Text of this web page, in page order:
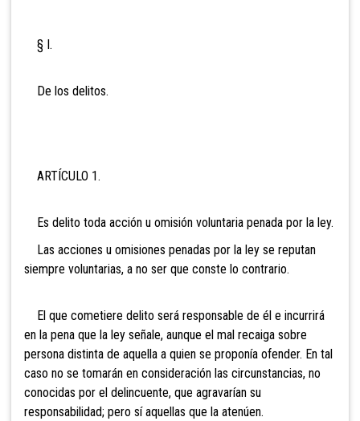
§ I.
De los delitos.
ARTÍCULO 1.
Es delito toda acción u omisión voluntaria penada por la ley.
Las acciones u omisiones penadas por la ley se reputan
siempre voluntarias, a no ser que conste lo contrario.
El que cometiere delito será responsable de él e incurrirá
en la pena que la ley señale, aunque el mal recaiga sobre
persona distinta de aquella a quien se proponía ofender. En tal
caso no se tomarán en consideración las circunstancias, no
conocidas por el delincuente, que agravarían su
responsabilidad; pero sí aquellas que la atenúen.